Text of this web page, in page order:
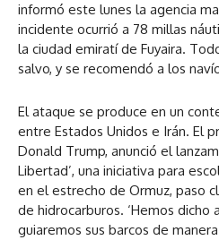
informó este lunes la agencia
incidente ocurrió a 78 millas
la ciudad emiratí de Fuyaira.
salvo, y se recomendó a los
El ataque se produce en un
entre Estados Unidos e Irán. El
Donald Trump, anunció el
Libertad’, una iniciativa para
en el estrecho de Ormuz, paso
de hidrocarburos. ‘Hemos dicho
guiaremos sus barcos de